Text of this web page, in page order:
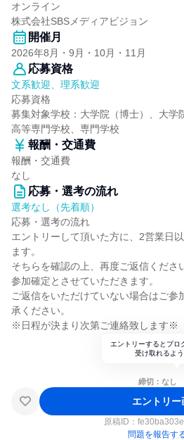
オンライン
株式会社SBSメディアビジョン
開催月
2026年8月・9月・10月・11月
応募資格
文系歓迎、理系歓迎
応募資格
募集対象学校：大学院（博士）、大学
高等専門学校、専門学校
報酬・交通費
報酬・交通費
なし
応募・選考の流れ
選考なし（先着順）
応募・選考の流れ
エントリーして頂いた方に、2営業日
ます。
そちらを確認の上、再度ご返信くださ
参加確定とさせていただきます。
ご返信をいただけていない場合はご参
承ください。
※日程が決まり次第ご連絡致します※
エントリーするとプロ
受け取れるよ
締切：なし
エントリー
原稿ID：
問題を報告す